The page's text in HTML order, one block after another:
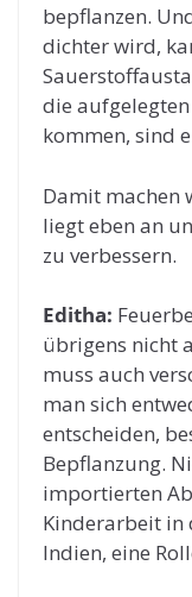
bepflanzen.
dichter wird,
die
kommen, sind
Damit machen
liegt eben an
zu verbessern.
Editha:
übrigens nicht
muss auch
man sich
entscheiden,
Bepflanzung.
importierten
Kinderarbeit in
Indien, eine